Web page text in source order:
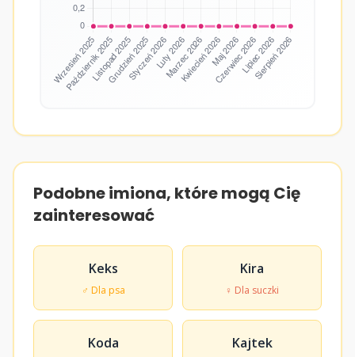
Podobne imiona, które mogą Cię
zainteresować
Keks
♂ Dla psa
Kira
♀ Dla suczki
Koda Kajtek